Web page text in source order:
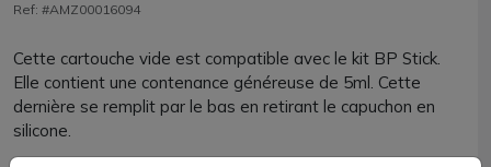
Ref: #AMZ00016094
Cette cartouche vide est compatible avec le kit BP Stick.
Elle contient une contenance généreuse de 5ml. Cette
dernière se remplit par le bas en retirant le capuchon en
silicone.